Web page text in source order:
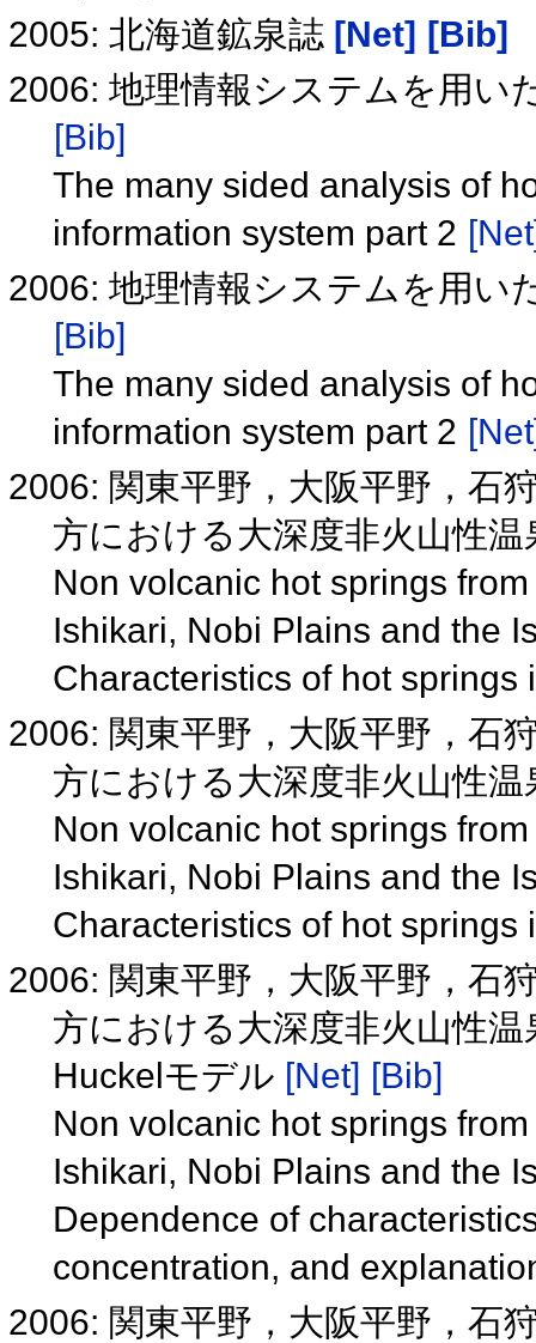
2005: 北海道鉱泉誌 [Net] [Bib]
2006: 地理情報システムを用い
[Bib]
The many sided analysis of
information system part 2
2006: 地理情報システムを用い
[Bib]
The many sided analysis of
information system part 2
2006: 関東平野，大阪平野，石
方における大深度非火山性
Non volcanic hot springs
Ishikari, Nobi Plains and the
Characteristics of hot
2006: 関東平野，大阪平野，石
方における大深度非火山性
Non volcanic hot springs
Ishikari, Nobi Plains and the
Characteristics of hot
2006: 関東平野，大阪平野，石
方における大深度非火山性
Huckelモデル [Net] [Bib]
Non volcanic hot springs
Ishikari, Nobi Plains and the
Dependence of
concentration, and
2006: 関東平野，大阪平野，石